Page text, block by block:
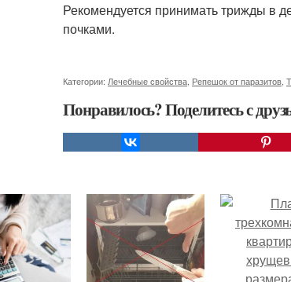
Рекомендуется принимать трижды в
почками.
Категории: Лечебные свойства Репешок от паразитов
Понравилось? Поделитесь с